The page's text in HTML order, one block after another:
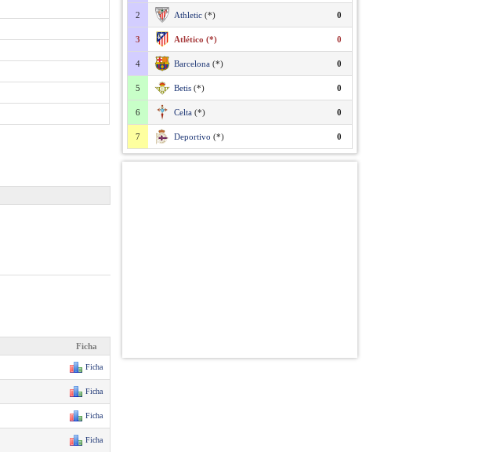
Ficha
Ficha
Ficha
Ficha
Ficha
2 Athletic (*) 0
3 Atlético (*) 0
4 Barcelona (*) 0
5 Betis (*) 0
6 Celta (*) 0
7 Deportivo (*) 0